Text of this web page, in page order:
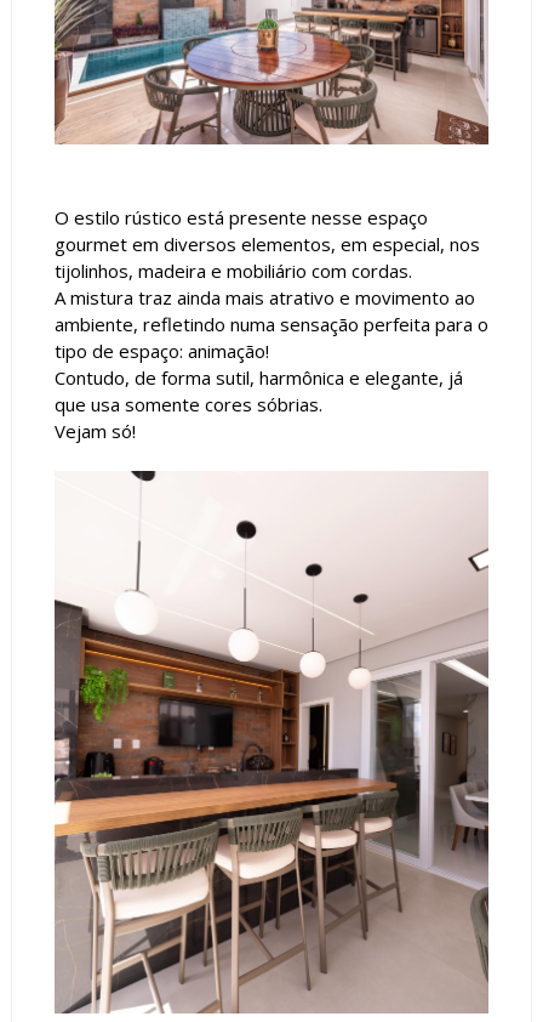
O estilo rústico está presente nesse espaço
gourmet em diversos elementos, em especial, nos
tijolinhos, madeira e mobiliário com cordas.
A mistura traz ainda mais atrativo e movimento ao
ambiente, refletindo numa sensação perfeita para o
tipo de espaço: animação!
Contudo, de forma sutil, harmônica e elegante, já
que usa somente cores sóbrias.
Vejam só!